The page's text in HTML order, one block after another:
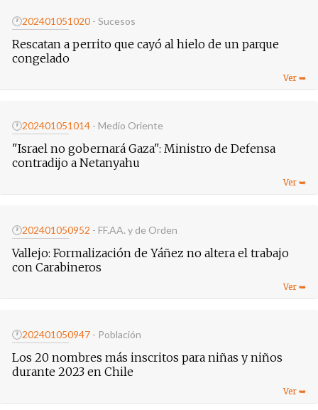
🕐202401051020 - Sucesos
Rescatan a perrito que cayó al hielo de un parque
congelado
🕐202401051014 - Medio Oriente
"Israel no gobernará Gaza": Ministro de Defensa
contradijo a Netanyahu
🕐202401050952 - FF.AA. y de Orden
Vallejo: Formalización de Yáñez no altera el trabajo
con Carabineros
🕐202401050947 - Población
Los 20 nombres más inscritos para niñas y niños
durante 2023 en Chile